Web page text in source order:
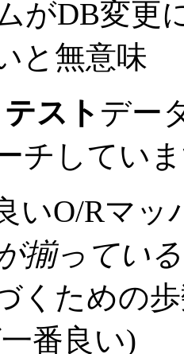
がDB変更
と無意味
テスト デー
チしてい
いO/Rマ
揃ってい
くための
番良い)